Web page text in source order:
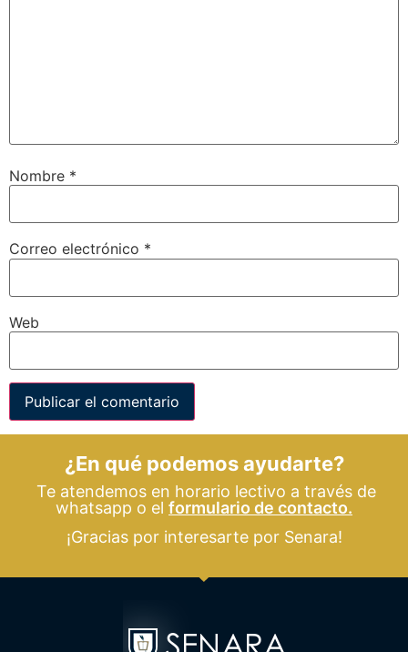
Nombre *
Correo electrónico *
Web
¿En qué podemos ayudarte?
Te atendemos en horario lectivo a través de
whatsapp o el formulario de contacto.
¡Gracias por interesarte por Senara!